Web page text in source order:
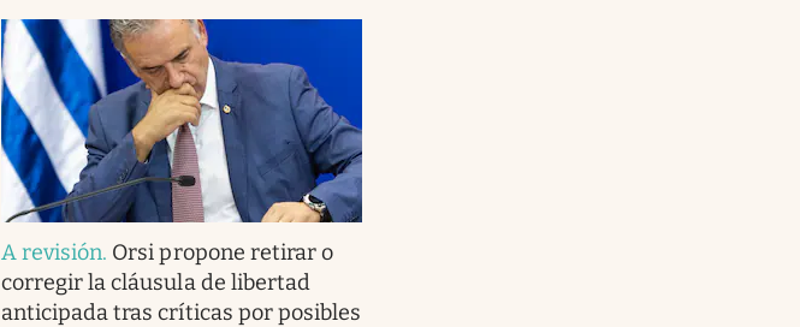
A revisión. Orsi propone retirar o
corregir la cláusula de libertad
anticipada tras críticas por posibles